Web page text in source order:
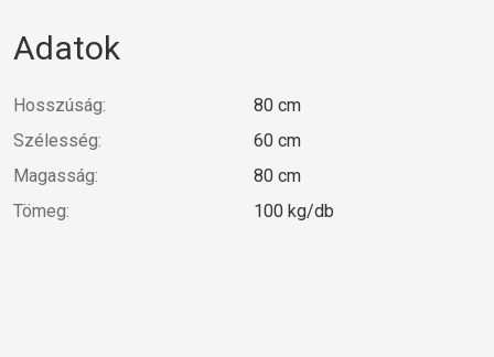
Adatok
Hosszúság:
80 cm
Szélesség:
60 cm
Magasság:
80 cm
Tömeg:
100 kg/db